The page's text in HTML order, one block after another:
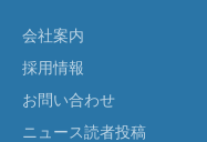
会社案内
採用情報
お問い合わせ
ニュース読者投稿